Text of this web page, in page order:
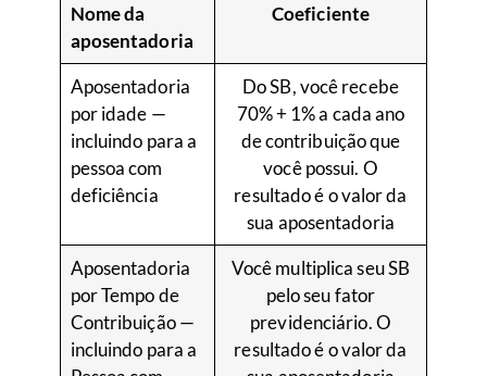
Nome da
aposentadoria
Coeficiente
Aposentadoria
por idade —
incluindo para a
pessoa com
deficiência
Do SB, você recebe
70% + 1% a cada ano
de contribuição que
você possui. O
resultado é o valor da
sua aposentadoria
Aposentadoria
por Tempo de
Contribuição —
incluindo para a
Você multiplica seu SB
pelo seu fator
previdenciário. O
resultado é o valor da